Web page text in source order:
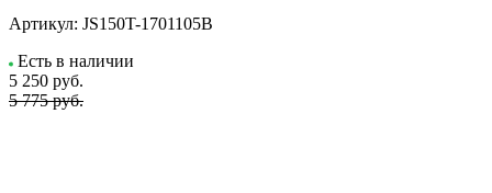
Артикул: JS150T-1701105B
Есть в наличии
5 250 руб.
5 775 руб.